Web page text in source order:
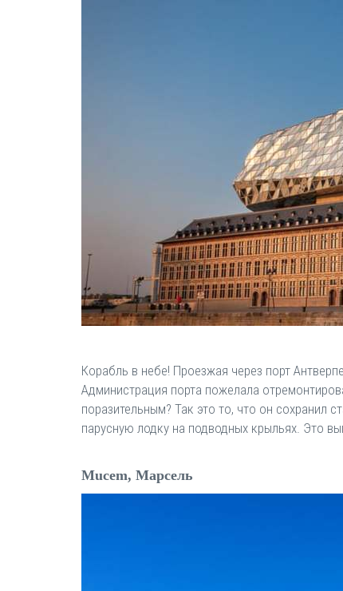
Корабль в небе! Проезжая через порт
Администрация порта пожелала
поразительным? Так это то, что он сохранил
парусную лодку на подводных крыльях. Это
Mucem, Марсель